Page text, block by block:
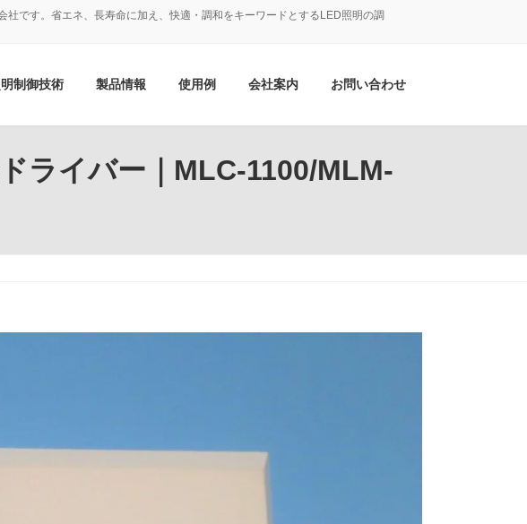
です。省エネ、長寿命に加え、快適・調和をキーワードとするLED照明の調
制御技術 製品情報 使用例 会社案内 お問い合わせ
ライバー｜MLC-1100/MLM-